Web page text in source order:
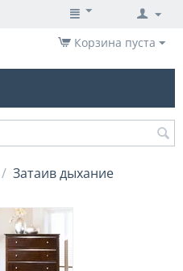
Корзина пуста
/ Затаив дыхание